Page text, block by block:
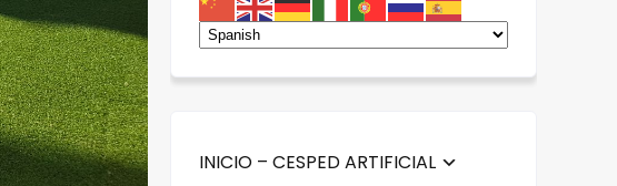
INICIO – CESPED ARTIFICIAL